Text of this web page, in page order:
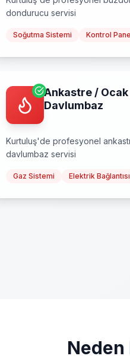
dondurucu servisi
Soğutma Sistemi Kontrol
Ankastre / Ocak
Davlumbaz
Kurtuluş'de profesyonel
davlumbaz servisi
Gaz Sistemi Elektrik Bağlantısı
Neden